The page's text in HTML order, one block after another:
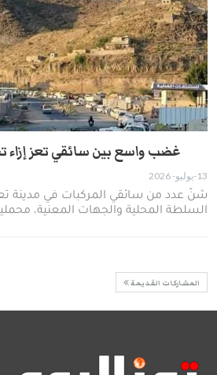
غضب واسع بين سائقي تعز إزاء
13-يوليو- 2026
​شنّ عدد من سائقي المركبات في مدينة
السلطة المحلية والجهات المعنية،
المشاركات القديمة